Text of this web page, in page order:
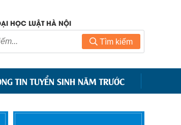
HỌC LUẬT HÀ NỘI
Tìm kiếm
TIN TUYỂN SINH NĂM TRƯỚC